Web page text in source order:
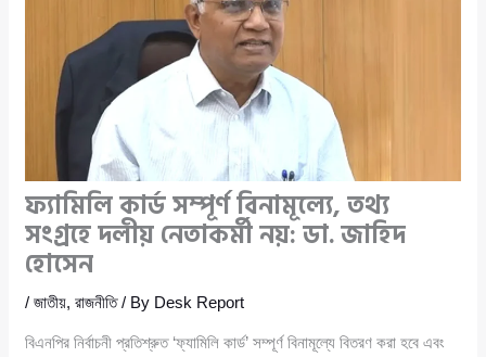
ফ্যামিলি কার্ড সম্পূর্ণ বিনামূল্যে, তথ্য
সংগ্রহে দলীয় নেতাকর্মী নয়: ডা. জাহিদ
হোসেন
/জাতীয়,রাজনীতি/ By Desk Report
বিএনপির নির্বাচনী প্রতিশ্রুত ‘ফ্যামিলি কার্ড’ সম্পূর্ণ বিনামূল্যে বিতরণ করা হবে এবং